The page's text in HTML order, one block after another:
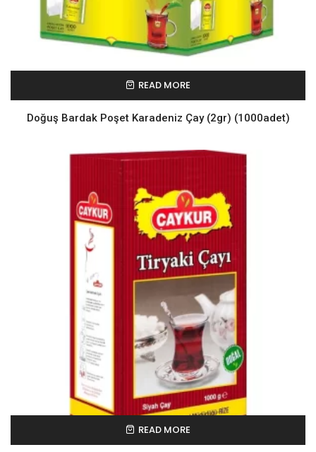
READ MORE
Doğuş Bardak Poşet Karadeniz Çay (2gr) (1000adet)
READ MORE